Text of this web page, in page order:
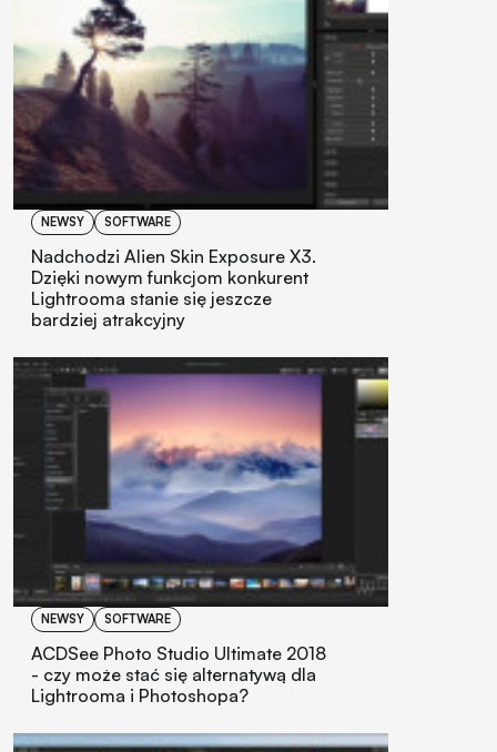
NEWSY SOFTWARE
Nadchodzi Alien Skin Exposure X3.
Dzięki nowym funkcjom konkurent
Lightrooma stanie się jeszcze
bardziej atrakcyjny
NEWSY SOFTWARE
ACDSee Photo Studio Ultimate 2018
- czy może stać się alternatywą dla
Lightrooma i Photoshopa?